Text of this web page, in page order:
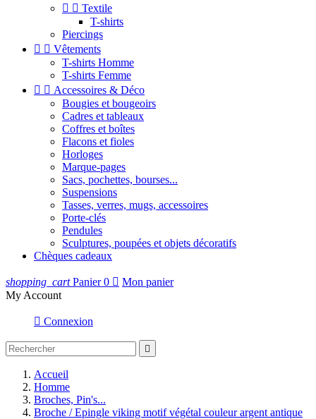
  Textile
T-shirts
Piercings
  Vêtements
T-shirts Homme
T-shirts Femme
  Accessoires & Déco
Bougies et bougeoirs
Cadres et tableaux
Coffres et boîtes
Flacons et fioles
Horloges
Marque-pages
Sacs, pochettes, bourses...
Suspensions
Tasses, verres, mugs, accessoires
Porte-clés
Pendules
Sculptures, poupées et objets décoratifs
Chèques cadeaux
shopping_cart Panier 0  Mon panier
My Account
 Connexion

Accueil
Homme
Broches, Pin's...
Broche / Epingle viking motif végétal couleur argent antique